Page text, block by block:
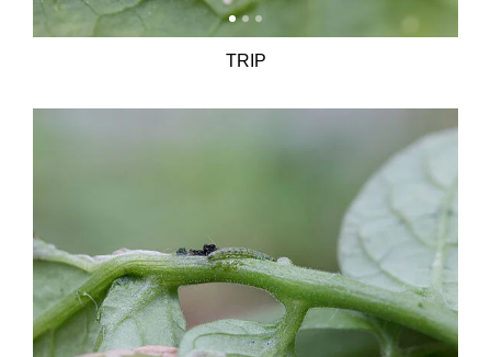
TRIP